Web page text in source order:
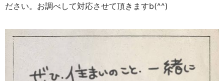
ださい。お調べして対応させて頂きますb(^^)